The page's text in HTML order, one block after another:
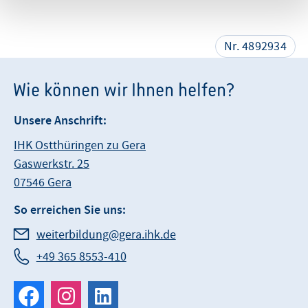
Nr. 4892934
Wie können wir Ihnen helfen?
Unsere Anschrift:
IHK Ostthüringen zu Gera
Gaswerkstr. 25
07546 Gera
So erreichen Sie uns:
weiterbildung@gera.ihk.de
+49 365 8553-410